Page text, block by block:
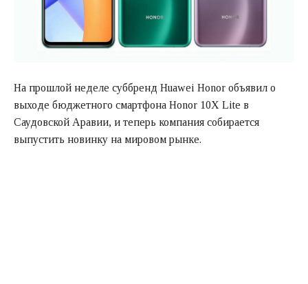
На прошлой неделе суббренд Huawei Honor объявил о
выходе бюджетного смартфона Honor 10X Lite в
Саудовской Аравии, и теперь компания собирается
выпустить новинку на мировом рынке.